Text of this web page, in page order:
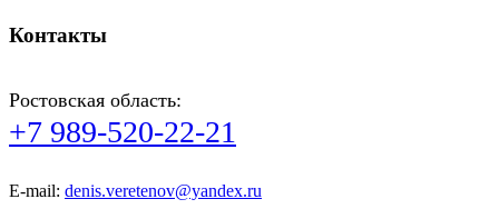
Контакты
Ростовская область:
+7 989-520-22-21
E-mail: denis.veretenov@yandex.ru